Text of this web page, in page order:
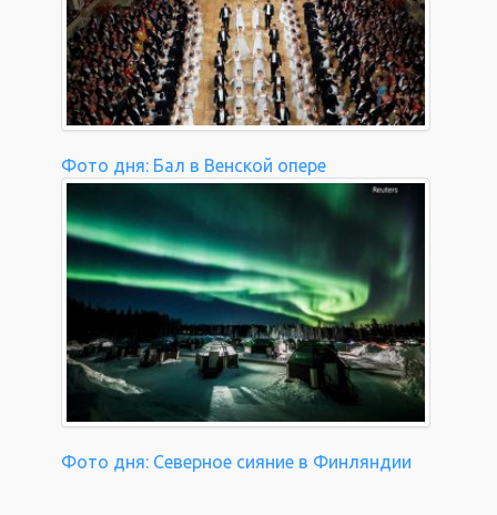
Фото дня: Бал в Венской опере
Фото дня: Северное сияние в Финляндии